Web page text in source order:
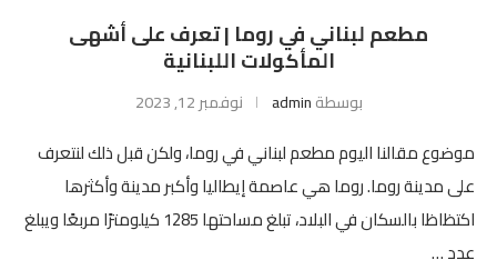
مطعم لبناني في روما | تعرف على أشهى
المأكولات اللبنانية
بوسطةadmin نوفمبر 12, 2023
موضوع مقالنا اليوم مطعم لبناني في روما، ولكن قبل ذلك لنتعرف
على مدينة روما. روما هي عاصمة إيطاليا وأكبر مدينة وأكثرها
اكتظاظا بالسكان في البلاد، تبلغ مساحتها 1285 كيلومترًا مربعًا ويبلغ
عدد …